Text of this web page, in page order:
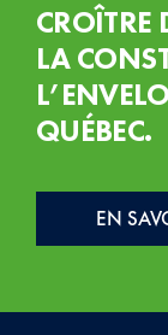
CROÎTRE
LA
QUÉBEC.
EN